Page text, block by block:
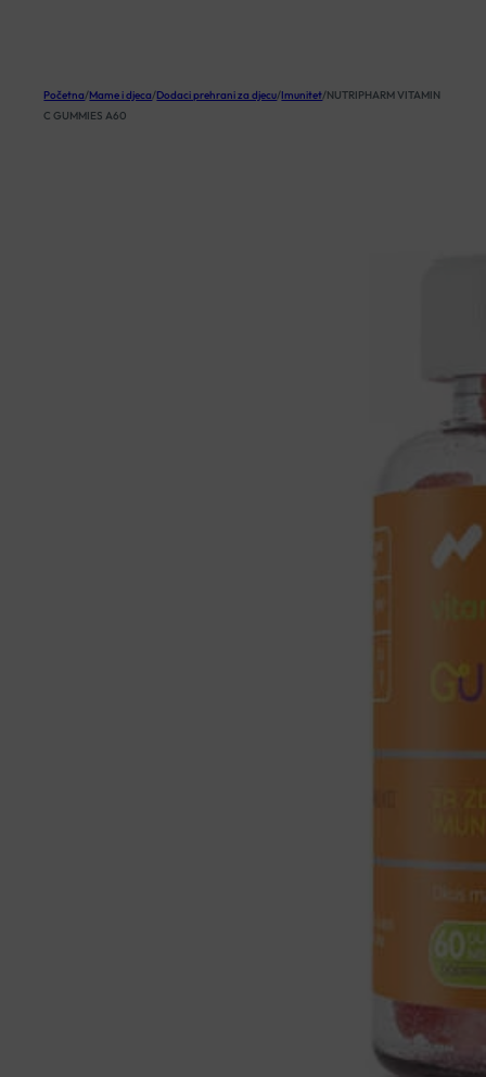
Početna/Mame i djeca/Dodaci prehrani za djecu/Imunitet/NUTRIPHARM VITAMIN
C GUMMIES A60